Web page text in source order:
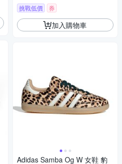
挑戰低價 券
加入購物車
Adidas Samba Og W 女鞋 豹